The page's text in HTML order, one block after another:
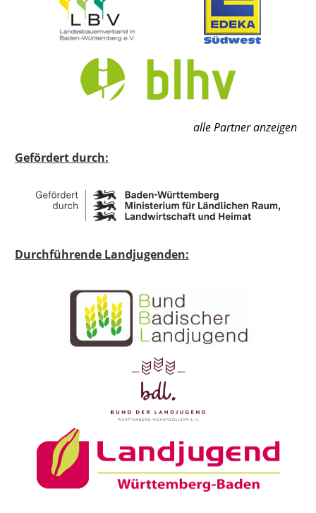
alle Partner anzeigen
Gefördert durch:
Durchführende Landjugenden: